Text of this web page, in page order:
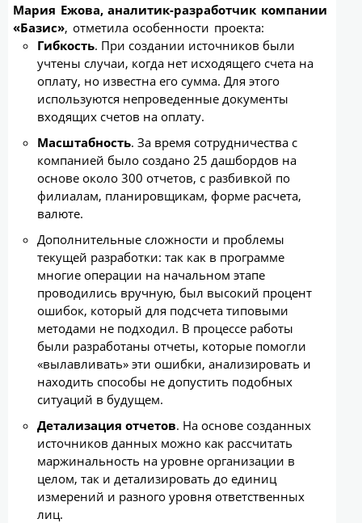
Мария Ежова, аналитик-разработчик компании
«Базис», отметила особенности проекта:
Гибкость. При создании источников были
учтены случаи, когда нет исходящего счета на
оплату, но известна его сумма. Для этого
используются непроведенные документы
входящих счетов на оплату.
Масштабность. За время сотрудничества с
компанией было создано 25 дашбордов на
основе около 300 отчетов, с разбивкой по
филиалам, планировщикам, форме расчета,
валюте.
Дополнительные сложности и проблемы
текущей разработки: так как в программе
многие операции на начальном этапе
проводились вручную, был высокий процент
ошибок, который для подсчета типовыми
методами не подходил. В процессе работы
были разработаны отчеты, которые помогли
«вылавливать» эти ошибки, анализировать и
находить способы не допустить подобных
ситуаций в будущем.
Детализация отчетов. На основе созданных
источников данных можно как рассчитать
маржинальность на уровне организации в
целом, так и детализировать до единиц
измерений и разного уровня ответственных
лиц.